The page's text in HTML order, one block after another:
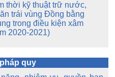
thời kỹ thuật trữ nước,
trái vùng Đồng bằng
trong điều kiện xâm
2020-2021)
quy